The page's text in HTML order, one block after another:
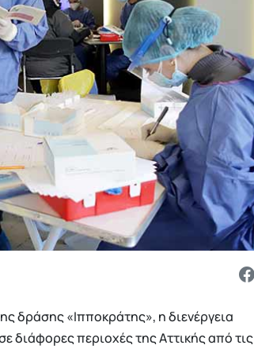
δράσης «Ιπποκράτης», η διενέργεια
διάφορες περιοχές της Αττικής από τις